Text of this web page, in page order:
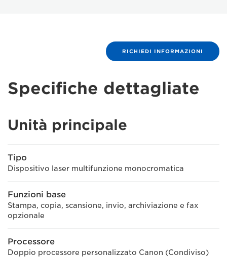
RICHIEDI INFORMAZIONI
Specifiche dettagliate
Unità principale
Tipo
Dispositivo laser multifunzione monocromatica
Funzioni base
Stampa, copia, scansione, invio, archiviazione e fax
opzionale
Processore
Doppio processore personalizzato Canon (Condiviso)